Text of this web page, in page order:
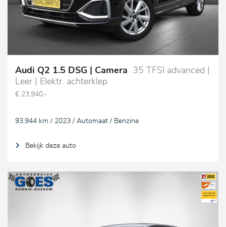
Audi Q2 1.5 DSG | Camera
35 TFSI advanced |
Leer | Elektr. achterklep
€ 23.940,-
93.944 km / 2023 / Automaat / Benzine
Bekijk deze auto